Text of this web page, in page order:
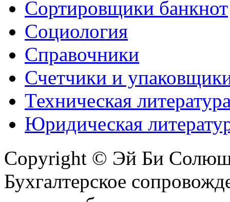
Сортировщики банкнот
Социология
Справочники
Счетчики и
Техническая
Юридическая
Copyright © Эй Би
Бухгалтерское